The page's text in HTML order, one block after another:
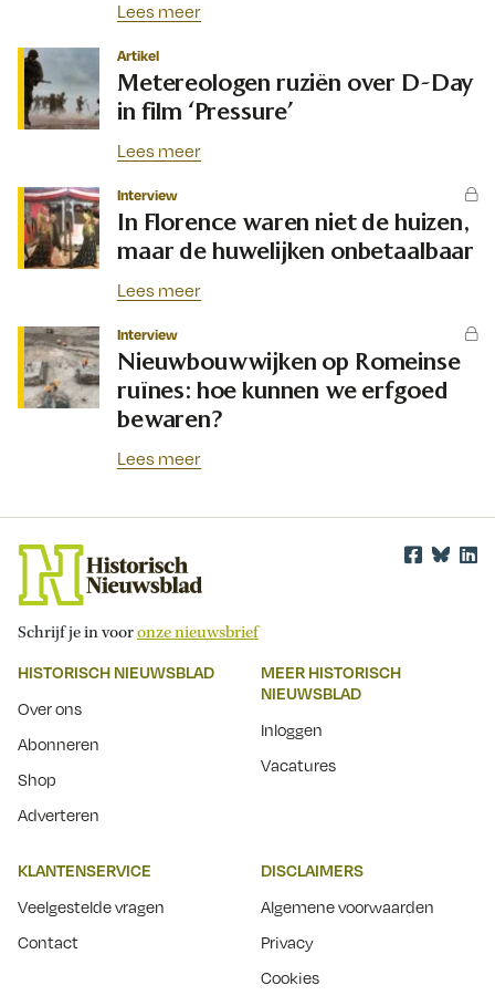
Lees meer
Artikel
Metereologen ruziën over D-Day
in film ‘Pressure’
Lees meer
Interview
In Florence waren niet de huizen,
maar de huwelijken onbetaalbaar
Lees meer
Interview
Nieuwbouwwijken op Romeinse
ruïnes: hoe kunnen we erfgoed
bewaren?
Lees meer
Schrijf je in vooronze nieuwsbrief
HISTORISCH NIEUWSBLAD
Over ons
Abonneren
Shop
Adverteren
MEER HISTORISCH
NIEUWSBLAD
Inloggen
Vacatures
KLANTENSERVICE
Veelgestelde vragen
Contact
DISCLAIMERS
Algemene voorwaarden
Privacy
Cookies